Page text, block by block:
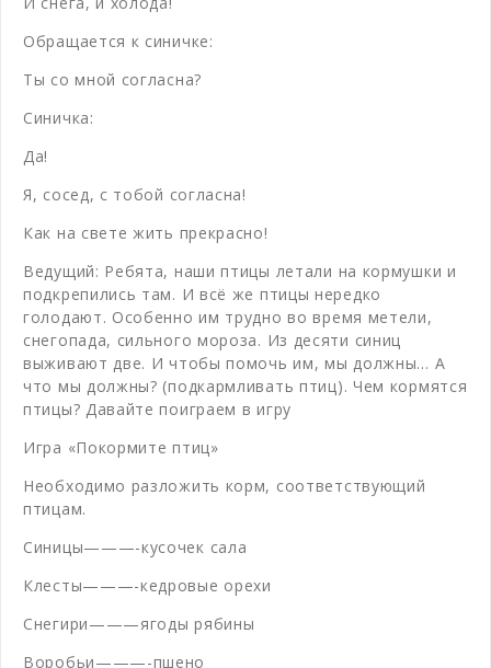
Обращается к синичке:
Ты со мной согласна?
Синичка:
Да!
Я, сосед, с тобой согласна!
Как на свете жить прекрасно!
Ведущий: Ребята, наши птицы летали на кормушки и
подкрепились там. И всё же птицы нередко
голодают. Особенно им трудно во время метели,
снегопада, сильного мороза. Из десяти синиц
выживают две. И чтобы помочь им, мы должны… А
что мы должны? (подкармливать птиц). Чем кормятся
птицы? Давайте поиграем в игру
Игра «Покормите птиц»
Необходимо разложить корм, соответствующий
птицам.
Синицы———-кусочек сала
Клесты———-кедровые орехи
Снегири———ягоды рябины
Воробьи———-пшено